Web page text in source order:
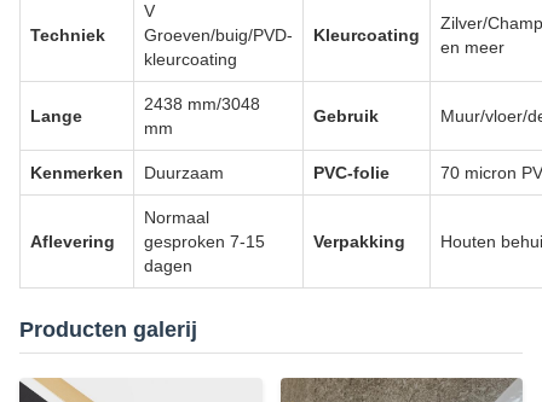
Techniek
V
Groeven/buig/PVD-
kleurcoating
Kleurcoating
Zilver/
en meer
Lange
2438 mm/3048
mm
Gebruik Muur/vloer/
Kenmerken Duurzaam PVC-folie 70 micron
Aflevering
Normaal
gesproken 7-15
dagen
Verpakking Houten
Producten galerij